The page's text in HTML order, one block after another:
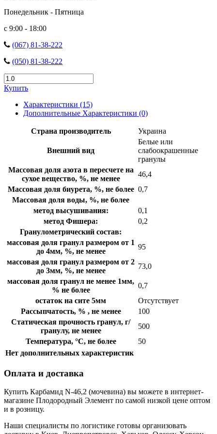
Понедельник - Пятница
с 9:00 - 18:00
(067) 81-38-222
(050) 81-38-222
Купить
Характеристики (15)
Дополнительные Характеристики (0)
Страна производитель Украина
Внешний вид
Белые или
слабоокрашенные
гранулы
Массовая доля азота в пересчете на
сухое вещество, %, не менее
46,4
Массовая доля биурета, %, не более 0,7
Массовая доля воды, %, не более
метод высушивания:
0,1
метод Фишера:
0,2
Гранулометрический состав:
массовая доля гранул размером от 1
до 4мм, %, не менее
95
массовая доля гранул размером от 2
до 3мм, %, не менее
73,0
массовая доля гранул не менее 1мм,
% не более
0,7
остаток на сите 5мм
Отсутствует
Рассыпчатость, % , не менее
100
Статическая прочность гранул, г/
гранулу, не менее
500
Температура, °С, не более
50
Нет дополнительных характеристик
Оплата и доставка
Купить Карбамид N-46,2 (мочевина) вы можете в интернет-
магазине Плодородный Элемент по самой низкой цене оптом
и в розницу.
Наши специалисты по логистике готовы организовать